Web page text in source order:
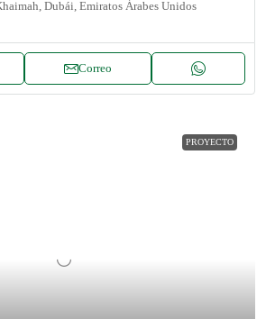
Dubái, Emiratos Árabes Unidos
Correo
PROYECTO